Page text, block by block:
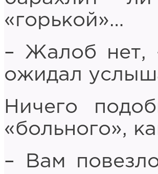
«горькой»…
– Жалоб нет,
ожидал
Ничего
«больного»,
– Вам